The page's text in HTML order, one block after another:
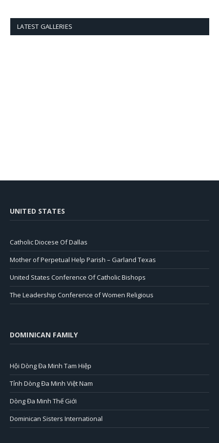
LATEST GALLERIES
UNITED STATES
Catholic Diocese Of Dallas
Mother of Perpetual Help Parish – Garland Texas
United States Conference Of Catholic Bishops
The Leadership Conference of Women Religious
DOMINICAN FAMILY
Hội Dòng Đa Minh Tam Hiệp
Tỉnh Dòng Đa Minh Việt Nam
Dòng Đa Minh Thế Giới
Dominican Sisters International